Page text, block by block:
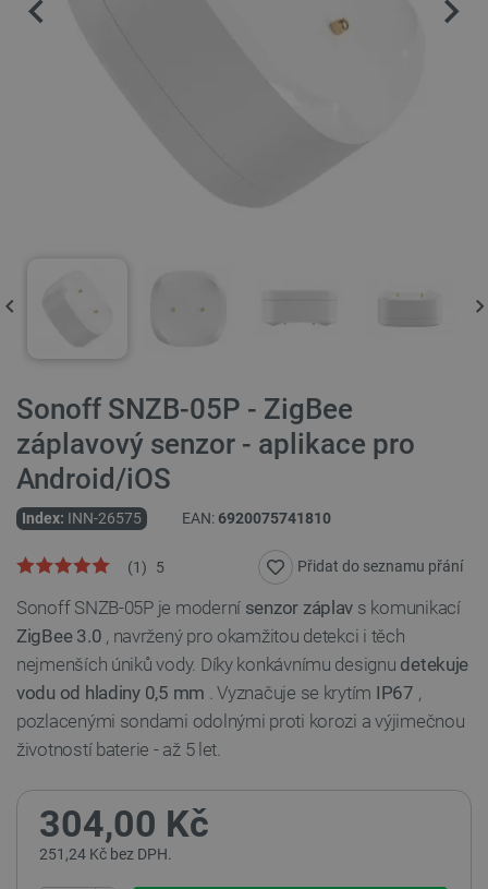
Sonoff SNZB-05P - ZigBee
záplavový senzor - aplikace pro
Android/iOS
Index: INN-26575 EAN:6920075741810
5
(1) Přidat do seznamu přání
Sonoff SNZB-05P je moderní senzor záplav s komunikací
ZigBee 3.0 , navržený pro okamžitou detekci i těch
nejmenších úniků vody. Díky konkávnímu designu detekuje
vodu od hladiny 0,5 mm . Vyznačuje se krytím IP67 ,
pozlacenými sondami odolnými proti korozi a výjimečnou
životností baterie - až 5 let.
304,00 Kč
251,24 Kč bez DPH.